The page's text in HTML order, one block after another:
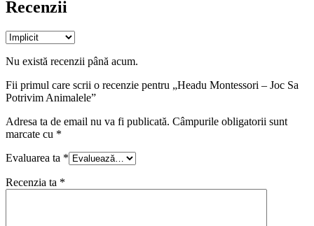
Recenzii
Nu există recenzii până acum.
Fii primul care scrii o recenzie pentru „Headu Montessori – Joc Sa
Potrivim Animalele”
Adresa ta de email nu va fi publicată. Câmpurile obligatorii sunt
marcate cu *
Evaluarea ta *
Recenzia ta *